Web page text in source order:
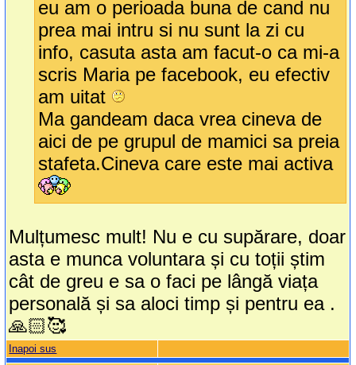
eu am o perioada buna de cand nu
prea mai intru si nu sunt la zi cu
info, casuta asta am facut-o ca mi-a
scris Maria pe facebook, eu efectiv
am uitat
Ma gandeam daca vrea cineva de
aici de pe grupul de mamici sa preia
stafeta.Cineva care este mai activa
Mulțumesc mult! Nu e cu supărare, doar
asta e munca voluntara și cu toții știm
cât de greu e sa o faci pe lângă viața
personală și sa aloci timp și pentru ea .
🙏🏻🥰
Inapoi sus